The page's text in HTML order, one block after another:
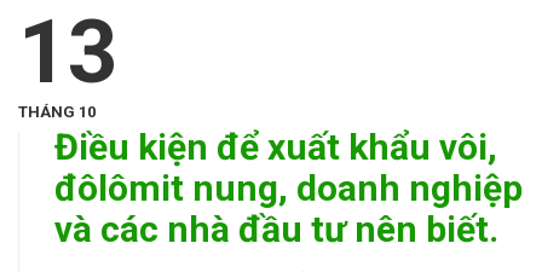
13
THÁNG 10
Điều kiện để xuất khẩu vôi,
đôlômit nung, doanh nghiệp
và các nhà đầu tư nên biết.